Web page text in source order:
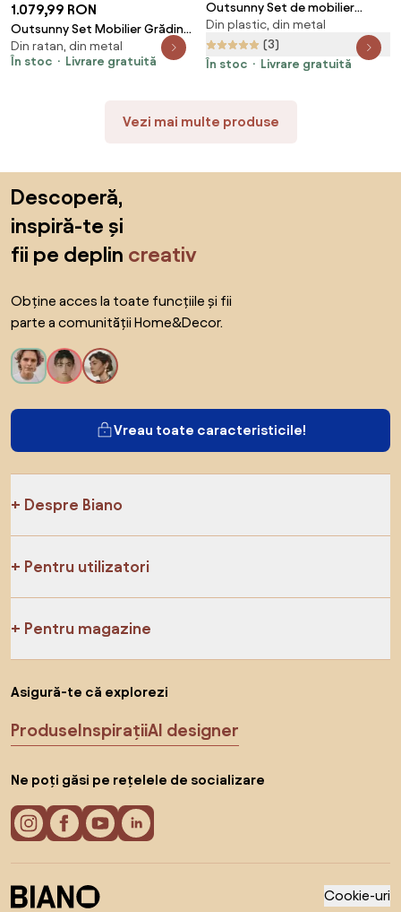
1.079,99 RON
Outsunny Set Mobilier Grădină
3 Piese din Ratan, Salon Exterior
cu Măsuță de Cafea și Scaune,
Din ratan, din metal
În stoc
Livrare gratuită
Outsunny Set de mobilier
pentru gradina cu masa din
sticla securizata, mobilier
exterior, maro | Aosom Romania
Din plastic, din metal
(3)
În stoc
Livrare gratuită
Vezi mai multe produse
Descoperă,
inspiră-te și
fii pe deplin creativ
Obține acces la toate funcțiile și fii
parte a comunității Home&Decor.
Vreau toate caracteristicile!
Despre Biano
Pentru utilizatori
Pentru magazine
Asigură-te că explorezi
ProduseInspirațiiAI designer
Ne poți găsi pe rețelele de socializare
Cookie-uri